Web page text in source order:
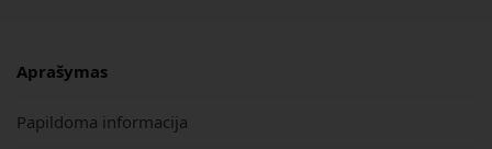
Aprašymas
Papildoma informacija